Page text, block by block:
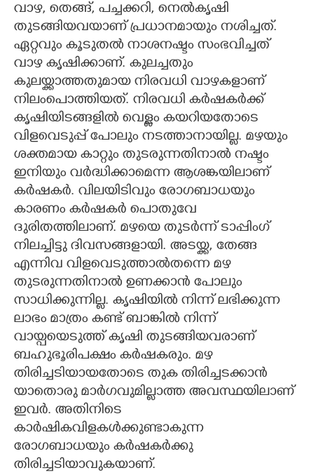
വാഴ, തെങ്ങ്, പച്ചക്കറി, നെൽകൃഷി
തുടങ്ങിയവയാണ് പ്രധാനമായും നശിച്ചത്.
ഏറ്റവും കൂടുതൽ നാശനഷ്ടം സംഭവിച്ചത്
വാഴ കൃഷിക്കാണ്. കുലച്ചതും
കുലയ്ക്കാത്തതുമായ നിരവധി വാഴകളാണ്
നിലംപൊത്തിയത്. നിരവധി കർഷകർക്ക്
കൃഷിയിടങ്ങളിൽ വെള്ളം കയറിയതോടെ
വിളവെടുപ്പ് പോലും നടത്താനായില്ല. മഴയും
ശക്തമായ കാറ്റും തുടരുന്നതിനാൽ നഷ്ടം
ഇനിയും വർദ്ധിക്കാമെന്ന ആശങ്കയിലാണ്
കർഷകർ. വിലയിടിവും രോഗബാധയും
കാരണം കർഷകർ പൊതുവേ
ദുരിതത്തിലാണ്. മഴയെ തുടർന്ന് ടാപ്പിംഗ്
നിലച്ചിട്ടു ദിവസങ്ങളായി. അടയ്ക്ക, തേങ്ങ
എന്നിവ വിളവെടുത്താൽതന്നെ മഴ
തുടരുന്നതിനാൽ ഉണക്കാൻ പോലും
സാധിക്കുന്നില്ല. കൃഷിയിൽ നിന്ന് ലഭിക്കുന്ന
ലാഭം മാത്രം കണ്ട് ബാങ്കിൽ നിന്ന്
വായ്പയെടുത്ത് കൃഷി തുടങ്ങിയവരാണ്
ബഹുഭൂരിപക്ഷം കർഷകരും. മഴ
തിരിച്ചടിയായതോടെ തുക തിരിച്ചടക്കാൻ
യാതൊരു മാർഗവുമില്ലാത്ത അവസ്ഥയിലാണ്
ഇവർ. അതിനിടെ
കാർഷികവിളകൾക്കുണ്ടാകുന്ന
രോഗബാധയും കർഷകർക്കു
തിരിച്ചടിയാവുകയാണ്.